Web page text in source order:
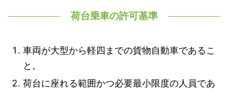
荷台乗車の許可基準
車両が大型から軽四までの貨物自動車であるこ
と。
荷台に座れる範囲かつ必要最小限度の人員であ